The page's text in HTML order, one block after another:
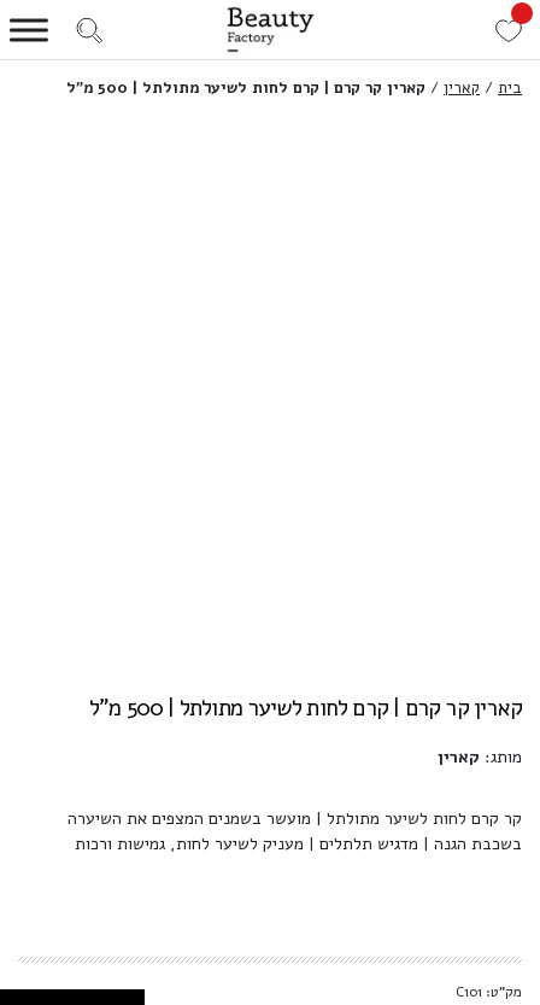
בית / קארין / קארין קר קרם | קרם לחות לשיער מתולתל | 500 מ”ל
קארין קר קרם | קרם לחות לשיער מתולתל | 500 מ"ל
מותג: קארין
קר קרם לחות לשיער מתולתל | מועשר בשמנים המצפים את השיערה
בשכבת הגנה | מדגיש תלתלים | מעניק לשיער לחות, גמישות ורכות
מק"ט: C101